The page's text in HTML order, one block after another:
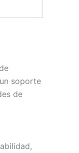
soporte
de